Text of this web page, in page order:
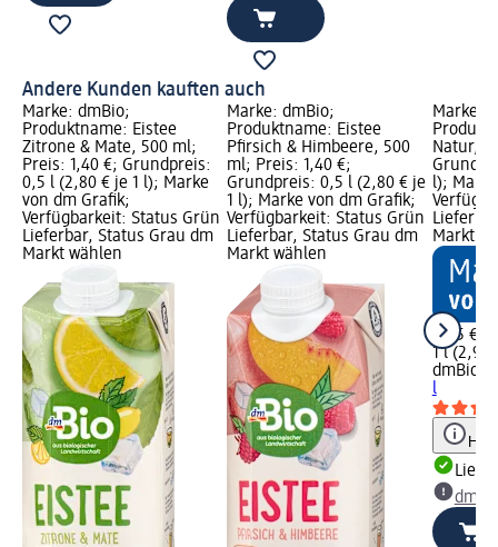
Andere Kunden kauften auch
Marke: dmBio;
Produktname: Eistee
Zitrone & Mate, 500 ml;
Preis: 1,40 €; Grundpreis:
0,5 l (2,80 € je 1 l); Marke
von dm Grafik;
Verfügbarkeit: Status Grün
Lieferbar, Status Grau dm
Markt wählen
Marke: dmBio;
Produktname: Eistee
Pfirsich & Himbeere, 500
ml; Preis: 1,40 €;
Grundpreis: 0,5 l (2,80 € je
1 l); Marke von dm Grafik;
Verfügbarkeit: Status Grün
Lieferbar, Status Grau dm
Markt wählen
Marke:
Natur, 1
l);
Markt
2,95 €
1 l (2,95
dmBio
l
dm